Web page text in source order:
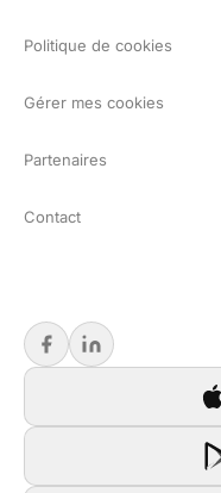
Politique de cookies
Gérer mes cookies
Partenaires
Contact